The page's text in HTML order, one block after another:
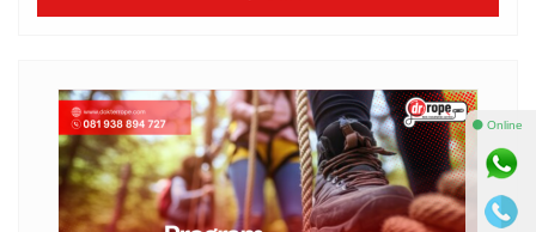
⚫ Online